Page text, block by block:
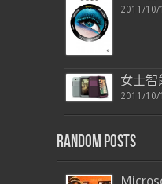
2011/10/
女士智
2011/10/
Random Posts